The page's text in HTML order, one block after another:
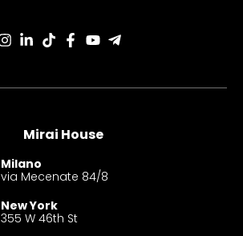
Mirai House
Milano
via Mecenate 84/8
New York
355 W 46th St